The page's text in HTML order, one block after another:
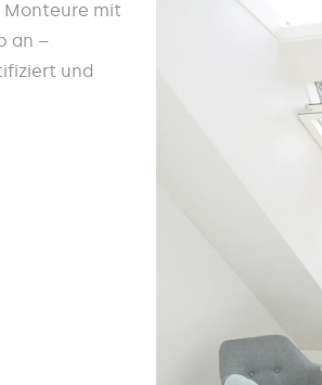
Monteure mit
an –
und